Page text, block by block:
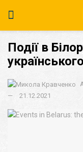
Події в
21.12.2021